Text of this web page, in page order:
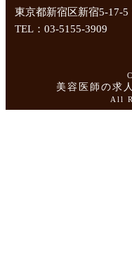
東京都新宿区新宿5-17-
TEL：03-5155-3909
美容医師の求
All